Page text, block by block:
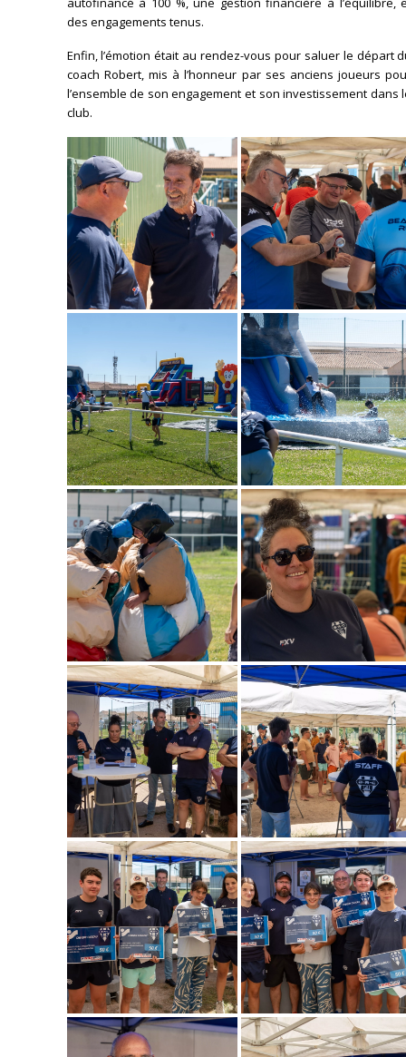
des engagements tenus.
Enfin, l’émotion était au rendez-vous pour saluer le départ
coach Robert, mis à l’honneur par ses anciens joueurs
l’ensemble de son engagement et son investissement dans
club.